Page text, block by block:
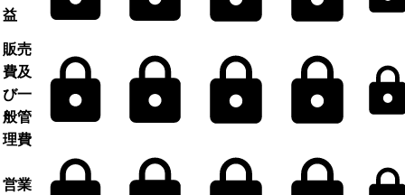
益
販売
費及
び一
般管
理費
営業